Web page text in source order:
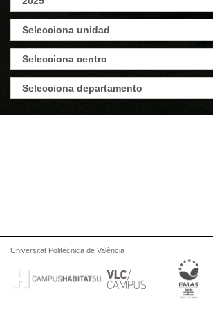
Universitat Politècnica de València